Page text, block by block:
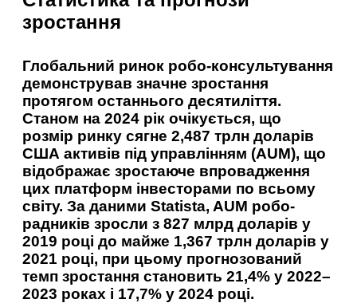
зростання
Глобальний ринок робо-консультування
демонстрував значне зростання
протягом останнього десятиліття.
Станом на 2024 рік очікується, що
розмір ринку сягне 2,487 трлн доларів
США активів під управлінням (AUM), що
відображає зростаюче впровадження
цих платформ інвесторами по всьому
світу. За даними Statista, AUM робо-
радників зросли з 827 млрд доларів у
2019 році до майже 1,367 трлн доларів у
2021 році, при цьому прогнозований
темп зростання становить 21,4% у 2022–
2023 роках і 17,7% у 2024 році.